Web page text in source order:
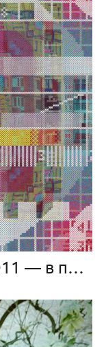
Television test charts (2011 — в прогрессе)